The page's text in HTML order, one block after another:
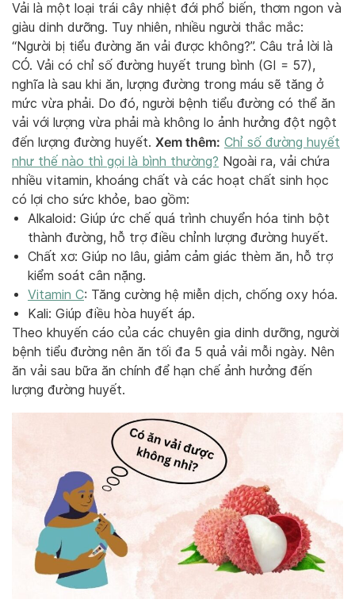
Vải là một loại trái cây nhiệt đới phổ biến, thơm ngon và
giàu dinh dưỡng. Tuy nhiên, nhiều người thắc mắc:
“Người bị tiểu đường ăn vải được không?”. Câu trả lời là
CÓ. Vải có chỉ số đường huyết trung bình (GI = 57),
nghĩa là sau khi ăn, lượng đường trong máu sẽ tăng ở
mức vừa phải. Do đó, người bệnh tiểu đường có thể ăn
vải với lượng vừa phải mà không lo ảnh hưởng đột ngột
đến lượng đường huyết. Xem thêm: Chỉ số đường huyết
như thế nào thì gọi là bình thường? Ngoài ra, vải chứa
nhiều vitamin, khoáng chất và các hoạt chất sinh học
có lợi cho sức khỏe, bao gồm:
Alkaloid: Giúp ức chế quá trình chuyển hóa tinh bột
thành đường, hỗ trợ điều chỉnh lượng đường huyết.
Chất xơ: Giúp no lâu, giảm cảm giác thèm ăn, hỗ trợ
kiểm soát cân nặng.
Vitamin C: Tăng cường hệ miễn dịch, chống oxy hóa.
Kali: Giúp điều hòa huyết áp.
Theo khuyến cáo của các chuyên gia dinh dưỡng, người
bệnh tiểu đường nên ăn tối đa 5 quả vải mỗi ngày. Nên
ăn vải sau bữa ăn chính để hạn chế ảnh hưởng đến
lượng đường huyết.